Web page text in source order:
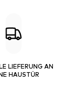
LIEFERUNG AN
HAUSTÜR